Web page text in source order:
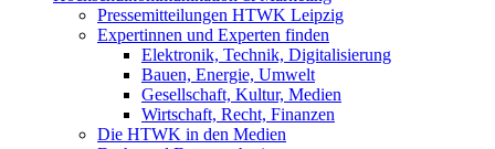
Pressemitteilungen HTWK Leipzig
Expertinnen und Experten finden
Elektronik, Technik, Digitalisierung
Bauen, Energie, Umwelt
Gesellschaft, Kultur, Medien
Wirtschaft, Recht, Finanzen
Die HTWK in den Medien